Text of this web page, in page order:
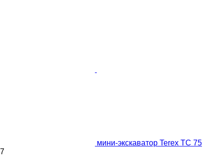
мини-экскаватор Terex TC 75
7